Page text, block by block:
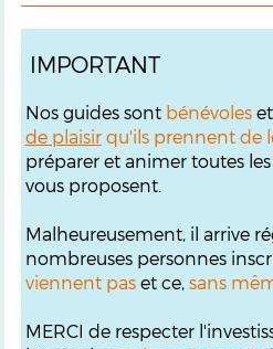
IMPORTANT
Nos guides sont bénévoleset
de plaisirqu'ils prennent de
préparer et animer toutes
vous proposent.
Malheureusement, il arrive
nombreuses personnes
viennent paset ce, sans
MERCI de respecter